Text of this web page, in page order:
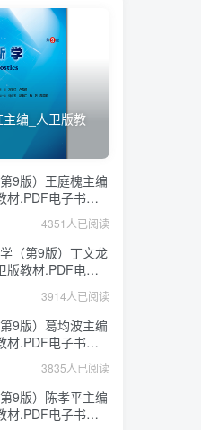
编_人卫版教
9版）王庭槐主编
材.PDF电子书下
4351人已阅读
（第9版）丁文龙
版教材.PDF电子
3914人已阅读
9版）葛均波主编
材.PDF电子书下
3835人已阅读
9版）陈孝平主编
材.PDF电子书下